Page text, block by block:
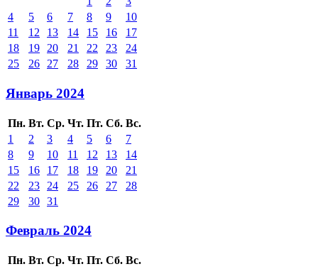
4
5 6 7 8 9
10
11
12 13 14 15 16
17
18
19 20 21 22 23
24
25
26 27 28 29 30 31
Январь 2024
Пн. Вт. Ср. Чт. Пт. Сб. Вс.
1
2 3 4 5 6
7
8
9 10 11 12 13
14
15
16 17 18 19 20
21
22
23 24 25 26 27
28
29
30 31
Февраль 2024
Пн. Вт. Ср. Чт. Пт. Сб. Вс.